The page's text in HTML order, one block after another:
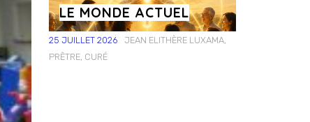
LE MONDE ACTUEL
25 JUILLET 2026
JEAN ELITHÈRE LUXAMA,
PRÊTRE, CURÉ